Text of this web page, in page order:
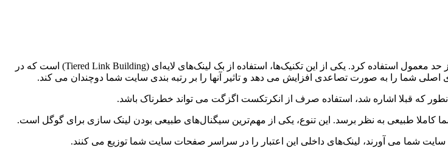
برای کسب رتبه اول در کلمه کلیدی رقابتی «چرم دوزی»، باید از تکنیک‌های لینک سازی فراتر از حد معمول استفاده کرد. یکی از این تکنیک‌ها، استفاده از بک لینک‌های لایه‌ای (Tiered Link Building) است که در
شما را به صورت تصاعدی افزایش می دهد و تاثیر آنها را بر رتبه بندی سایت شما دوچندان می کند.
که قبلا اشاره شد، استفاده صرف از انکرتکست اگزگت می تواند خطرناک باشد.
شما می آورند، لینک‌های داخلی این اعتبار را در سراسر صفحات سایت شما توزیع می کنند.